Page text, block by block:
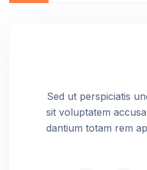
Sed ut perspiciatis
sit voluptatem
dantium totam rem